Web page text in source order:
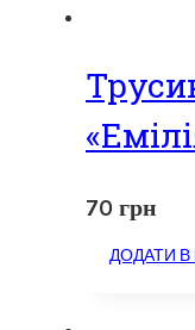
70 грн
ДОДАТИ